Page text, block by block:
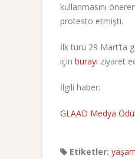
kullanmasını
protesto etmişti.
İlk turu 29 Mart’ta
için burayı ziyaret
İlgili haber:
GLAAD Medya
Etiketler: